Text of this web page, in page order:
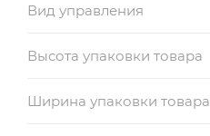
Вид управления
Высота упаковки товара
Ширина упаковки товара